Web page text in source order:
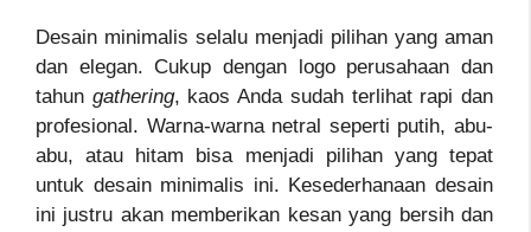
Desain minimalis selalu menjadi pilihan yang aman
dan elegan. Cukup dengan logo perusahaan dan
tahun gathering, kaos Anda sudah terlihat rapi dan
profesional. Warna-warna netral seperti putih, abu-
abu, atau hitam bisa menjadi pilihan yang tepat
untuk desain minimalis ini. Kesederhanaan desain
ini justru akan memberikan kesan yang bersih dan